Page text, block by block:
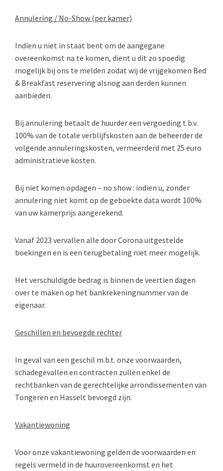
Annulering / No-Show (per kamer)
Indien u niet in staat bent om de aangegane
overeenkomst na te komen, dient u dit zo spoedig
mogelijk bij ons te melden zodat wij de vrijgekomen Bed
& Breakfast reservering alsnog aan derden kunnen
aanbieden.
Bij annulering betaalt de huurder een vergoeding t.b.v.
100% van de totale verblijfskosten aan de beheerder de
volgende annuleringskosten, vermeerderd met 25 euro
administratieve kosten.
Bij niet komen opdagen – no show : indien u, zonder
annulering niet komt op de geboekte data wordt 100%
van uw kamerprijs aangerekend.
Vanaf 2023 vervallen alle door Corona uitgestelde
boekingen en is een terugbetaling niet meer mogelijk.
Het verschuldigde bedrag is binnen de veertien dagen
over te maken op het bankrekeningnummer van de
eigenaar.
Geschillen en bevoegde rechter
In geval van een geschil m.b.t. onze voorwaarden,
schadegevallen en contracten zullen enkel de
rechtbanken van de gerechtelijke arrondissementen van
Tongeren en Hasselt bevoegd zijn.
Vakantiewoning
Voor onze vakantiewoning gelden de voorwaarden en
regels vermeld in de huurovereenkomst en het